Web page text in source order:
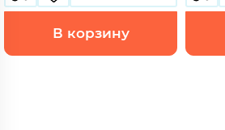
В корзину